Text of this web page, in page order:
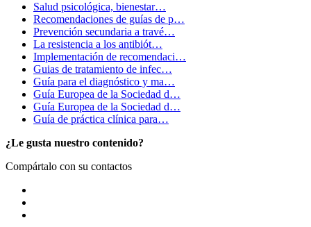
Salud psicológica, bienestar…
Recomendaciones de guías de p…
Prevención secundaria a travé…
La resistencia a los antibiót…
Implementación de recomendaci…
Guias de tratamiento de infec…
Guía para el diagnóstico y ma…
Guía Europea de la Sociedad d…
Guía Europea de la Sociedad d…
Guía de práctica clínica para…
¿Le gusta nuestro contenido?
Compártalo con su contactos